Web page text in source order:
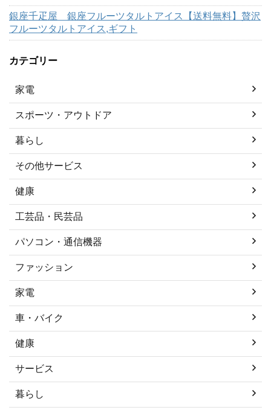
銀座千疋屋 銀座フルーツタルトアイス【送料無料】贅沢
フルーツタルトアイス,ギフト
カテゴリー
家電
スポーツ・アウトドア
暮らし
その他サービス
健康
工芸品・民芸品
パソコン・通信機器
ファッション
家電
車・バイク
健康
サービス
暮らし